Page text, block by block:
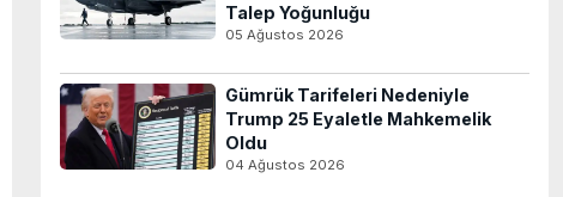
Talep Yoğunluğu
05 Ağustos 2026
Gümrük Tarifeleri Nedeniyle
Trump 25 Eyaletle Mahkemelik
Oldu
04 Ağustos 2026